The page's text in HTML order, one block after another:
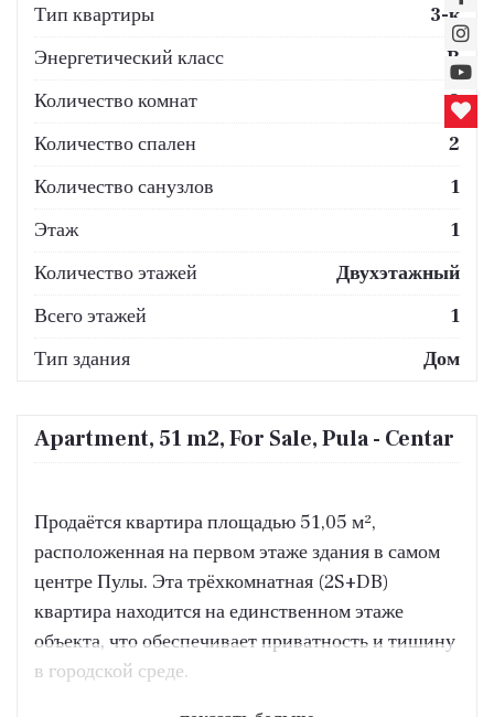
Тип квартиры
3-к
Энергетический класс
B
Количество комнат
3
Количество спален
2
Количество санузлов
1
Этаж
1
Количество этажей
Двухэтажный
Всего этажей
1
Тип здания
Дом
Apartment, 51 m2, For Sale, Pula - Centar
Продаётся квартира площадью 51,05 м²,
расположенная на первом этаже здания в самом
центре Пулы. Эта трёхкомнатная (2S+DB)
квартира находится на единственном этаже
объекта, что обеспечивает приватность и тишину
в городской среде.